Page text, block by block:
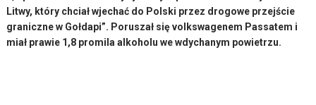
Litwy, który chciał wjechać do Polski przez drogowe przejście
graniczne w Gołdapi”. Poruszał się volkswagenem Passatem i
miał prawie 1,8 promila alkoholu we wdychanym powietrzu.